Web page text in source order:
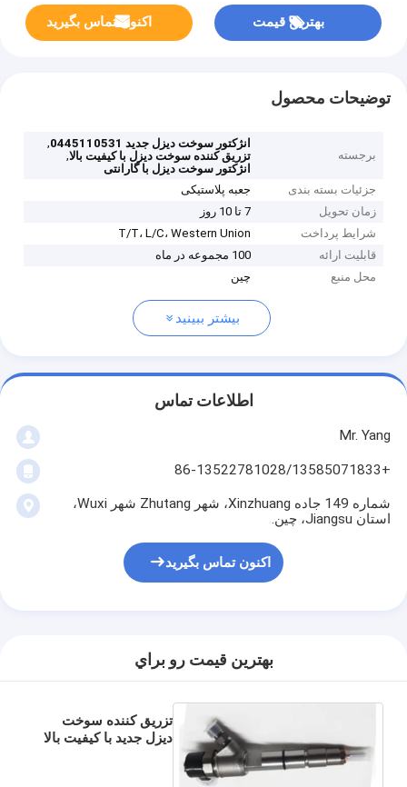
بهترین قیمت اکنون تماس بگیرید
توضیحات محصول
برجسته
انژکتور سوخت دیزل جدید 0445110531
,
تزریق کننده سوخت دیزل با کیفیت بالا,
انژکتور سوخت دیزل با گارانتی
جزئیات بسته بندی
جعبه پلاستیکی
زمان تحویل
7 تا 10 روز
شرایط پرداخت
T/T، L/C، Western Union
قابلیت ارائه
100 مجموعه در ماه
محل منبع
چین
بیشتر ببینید
اطلاعات تماس
Mr. Yang
+86-13522781028/13585071833
شماره 149 جاده Xinzhuang، شهر Zhutang شهر Wuxi،
استان Jiangsu، چین.
اکنون تماس بگیرید
بهترين قيمت رو براي
تزریق کننده سوخت
دیزل جدید با کیفیت بالا